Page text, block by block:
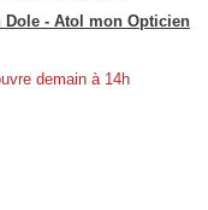
Dole - Atol mon Opticien
demain à 14h